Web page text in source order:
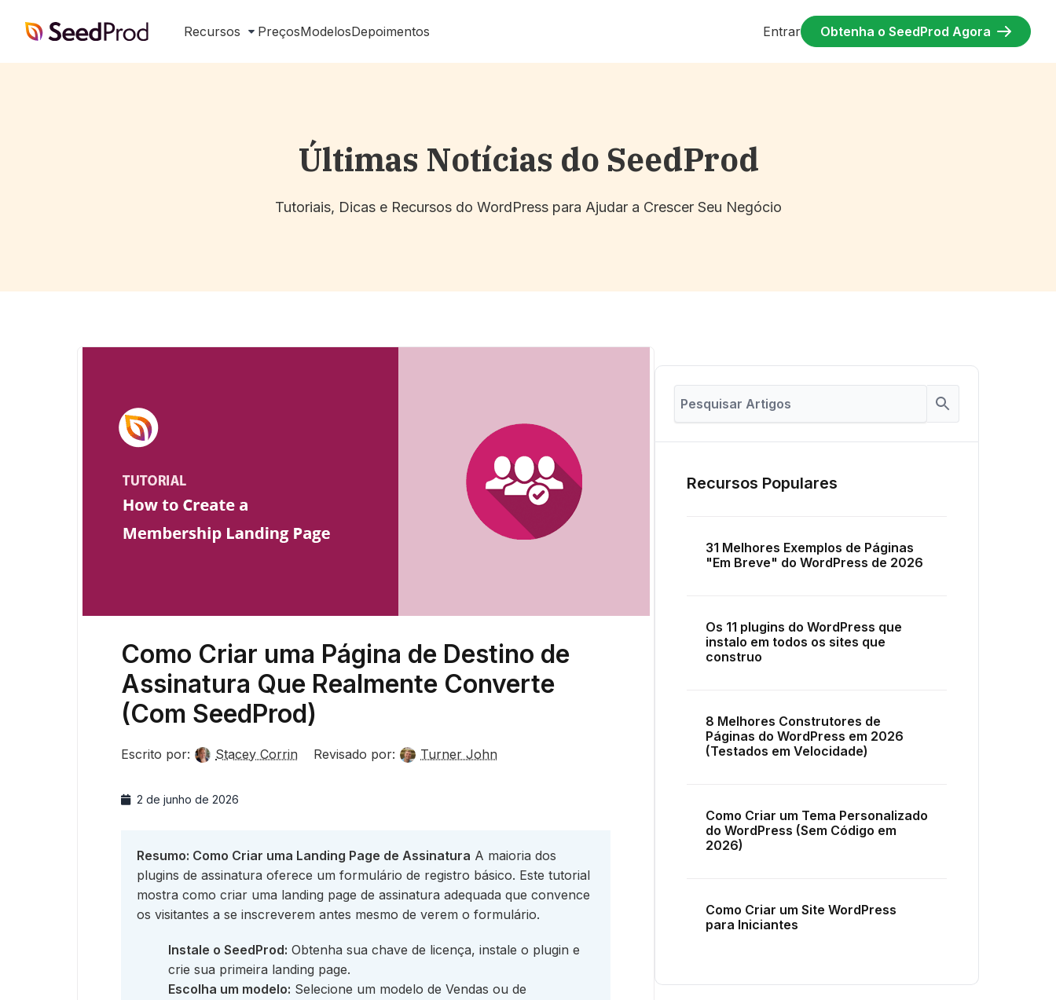
SeedProd Recursos PreçosModelosDepoimentos Entrar Obtenha o SeedProd Agora
Últimas Notícias do SeedProd
Tutoriais, Dicas e Recursos do WordPress para Ajudar a Crescer Seu Negócio
Como Criar uma Página de Destino de
Assinatura Que Realmente Converte
(Com SeedProd)
Escrito por: Stacey Corrin Revisado por: Turner John
2 de junho de 2026
Resumo: Como Criar uma Landing Page de Assinatura A maioria dos
plugins de assinatura oferece um formulário de registro básico. Este tutorial
mostra como criar uma landing page de assinatura adequada que convence
os visitantes a se inscreverem antes mesmo de verem o formulário.
Instale o SeedProd: Obtenha sua chave de licença, instale o plugin e
crie sua primeira landing page.
Escolha um modelo: Selecione um modelo de Vendas ou de
Recursos Populares
31 Melhores Exemplos de Páginas
"Em Breve" do WordPress de 2026
Os 11 plugins do WordPress que
instalo em todos os sites que
construo
8 Melhores Construtores de
Páginas do WordPress em 2026
(Testados em Velocidade)
Como Criar um Tema Personalizado
do WordPress (Sem Código em
2026)
Como Criar um Site WordPress
para Iniciantes